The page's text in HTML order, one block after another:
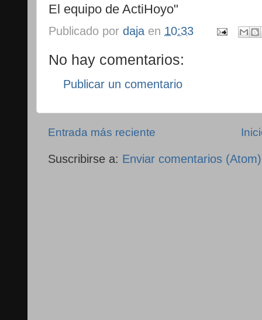
El equipo de ActiHoyo"
Publicado por daja en 10:33
No hay comentarios:
Publicar un comentario
Entrada más reciente
Suscribirse a: Enviar comentarios (Atom)